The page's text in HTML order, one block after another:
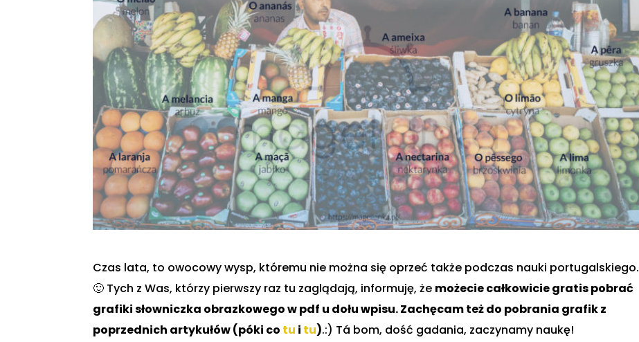
Czas lata, to owocowy wysp, któremu nie można się oprzeć także podczas nauki portugalskiego.
🙂 Tych z Was, którzy pierwszy raz tu zaglądają, informuję, że możecie całkowicie gratis pobrać
grafiki słowniczka obrazkowego w pdf u dołu wpisu. Zachęcam też do pobrania grafik z
poprzednich artykułów (póki co tu i tu).:) Tá bom, dość gadania, zaczynamy naukę!